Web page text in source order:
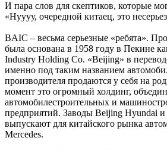
И пара слов для скептиков, которые
«Нуууу, очередной китаец, это
BAIC – весьма серьезные «ребята».
была основана в 1958 году в Пекине
Industry Holding Co. «Beijing» в
именно под таким названием
производителя продаются у себя на
момент это огромный холдинг,
автомобилестроительных и
предприятий. Заводы Beijing Hyundai
выпускают для китайского рынка
Mercedes.